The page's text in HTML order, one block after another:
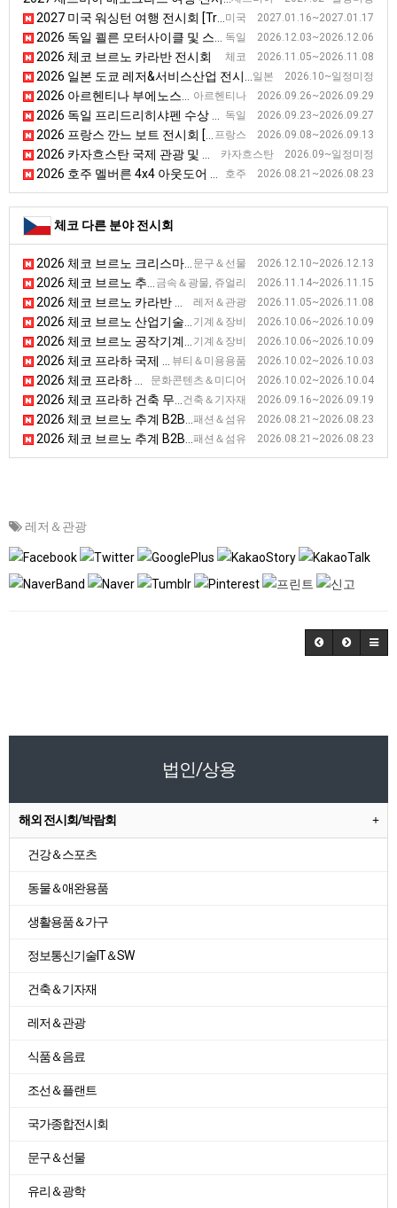
미국 2027.01.16~2027.01.17
2027 미국 워싱턴 여행 전시회 [Travel Show]
독일 2026.12.03~2026.12.06
2026 독일 쾰른 모터사이클 및 스쿠터 전시회 [Intermot]
체코 2026.11.05~2026.11.08
2026 체코 브르노 카라반 전시회
일본 2026.10~일정미정
2026 일본 도쿄 레저&서비스산업 전시회 [L&S]
아르헨티나 2026.09.26~2026.09.29
2026 아르헨티나 부에노스아이레스 관광 전시회 [FIT America Latina]
독일 2026.09.23~2026.09.27
2026 독일 프리드리히샤펜 수상 스포츠 전시회 [INTERBOOT]
프랑스 2026.09.08~2026.09.13
2026 프랑스 깐느 보트 전시회 [Cannes Yachting Festival]
카자흐스탄 2026.09~일정미정
2026 카자흐스탄 국제 관광 및 여행 박람회
호주 2026.08.21~2026.08.23
2026 호주 멜버른 4x4 아웃도어 전시회 [National 4x4 Outdoors Show]
체코 다른 분야 전시회
문구＆선물 2026.12.10~2026.12.13
2026 체코 브르노 크리스마스 전시회 [Christmas Market]
금속＆광물, 쥬얼리 2026.11.14~2026.11.15
2026 체코 브르노 추계 광물 및 보석 제품 전시회 [Minerals Brno]
레저＆관광 2026.11.05~2026.11.08
2026 체코 브르노 카라반 전시회
기계＆장비 2026.10.06~2026.10.09
2026 체코 브르노 산업기술 전시회 [MSV]
기계＆장비 2026.10.06~2026.10.09
2026 체코 브르노 공작기계 전시회 [IMT]
뷰티＆미용용품 2026.10.02~2026.10.03
2026 체코 프라하 국제 뷰티 전시회 [FOR BEAUTY]
문화콘텐츠＆미디어 2026.10.02~2026.10.04
2026 체코 프라하 게임 전시회 [FOR GAMES]
건축＆기자재 2026.09.16~2026.09.19
2026 체코 프라하 건축 무역 전시회 [FOR ARCH]
패션＆섬유 2026.08.21~2026.08.23
2026 체코 브르노 추계 B2B 신발, 가죽 전시회 [KABO]
패션＆섬유 2026.08.21~2026.08.23
2026 체코 브르노 추계 B2B 패션 전시회 [STYL]
레저＆관광
법인/상용
해외 전시회/박람회
건강＆스포츠
동물＆애완용품
생활용품＆가구
정보통신기술IT＆SW
건축＆기자재
레저＆관광
식품＆음료
조선＆플랜트
국가종합전시회
문구＆선물
유리＆광학